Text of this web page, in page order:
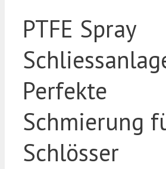
PTFE Spray
Perfekte
Schmierung
Schlösser